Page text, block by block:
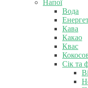
Напої
Вода
Кава
Какао
Квас
Сік та